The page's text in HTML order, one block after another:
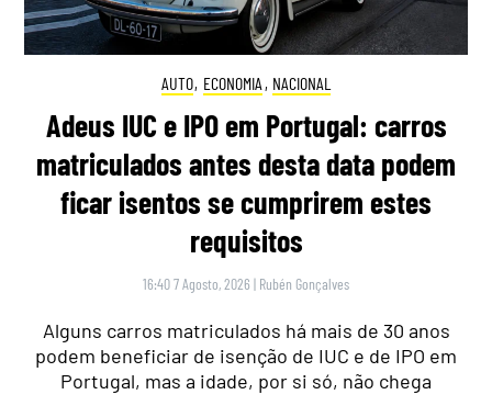
AUTO, ECONOMIA , NACIONAL
Adeus IUC e IPO em Portugal: carros
matriculados antes desta data podem
ficar isentos se cumprirem estes
requisitos
16:40 7 Agosto, 2026 | Rubén Gonçalves
Alguns carros matriculados há mais de 30 anos
podem beneficiar de isenção de IUC e de IPO em
Portugal, mas a idade, por si só, não chega